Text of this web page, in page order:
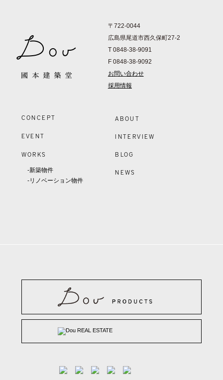
〒722-0044
広島県尾道市西久保町27-2
T 0848-38-9091
F 0848-38-9092
お問い合わせ
採用情報
CONCEPT
EVENT
WORKS
-新築物件
-リノベーション物件
ABOUT
INTERVIEW
BLOG
NEWS